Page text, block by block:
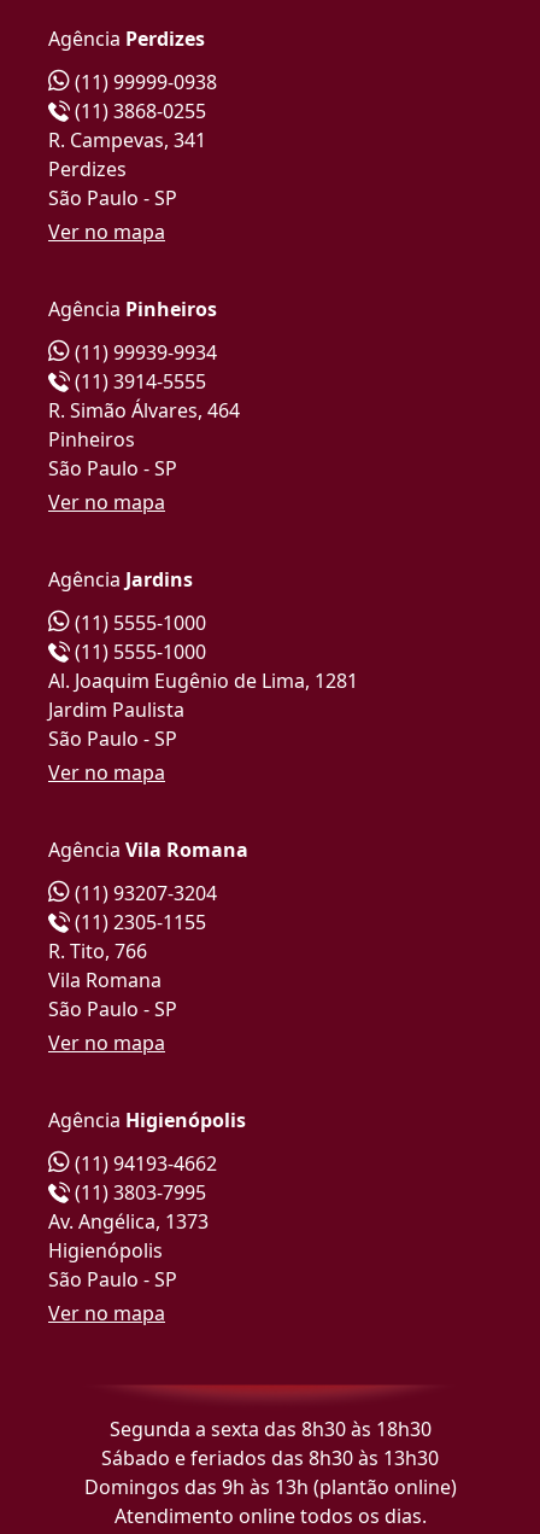
Agência Perdizes
(11) 99999-0938
(11) 3868-0255
R. Campevas, 341
Perdizes
São Paulo - SP
Ver no mapa
Agência Pinheiros
(11) 99939-9934
(11) 3914-5555
R. Simão Álvares, 464
Pinheiros
São Paulo - SP
Ver no mapa
Agência Jardins
(11) 5555-1000
(11) 5555-1000
Al. Joaquim Eugênio de Lima, 1281
Jardim Paulista
São Paulo - SP
Ver no mapa
Agência Vila Romana
(11) 93207-3204
(11) 2305-1155
R. Tito, 766
Vila Romana
São Paulo - SP
Ver no mapa
Agência Higienópolis
(11) 94193-4662
(11) 3803-7995
Av. Angélica, 1373
Higienópolis
São Paulo - SP
Ver no mapa
Segunda a sexta das 8h30 às 18h30
Sábado e feriados das 8h30 às 13h30
Domingos das 9h às 13h (plantão online)
Atendimento online todos os dias.